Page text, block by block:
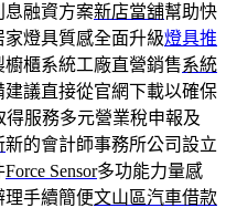
息融資方案新店當舖幫助快
燈具質感全面升級燈具推
櫃系統工廠直營銷售系統
議直接從官網下載以確保
服務多元營業稅申報及
新的會計師事務所公司設立
Force Sensor多功能力量感
理手續簡便文山區汽車借款